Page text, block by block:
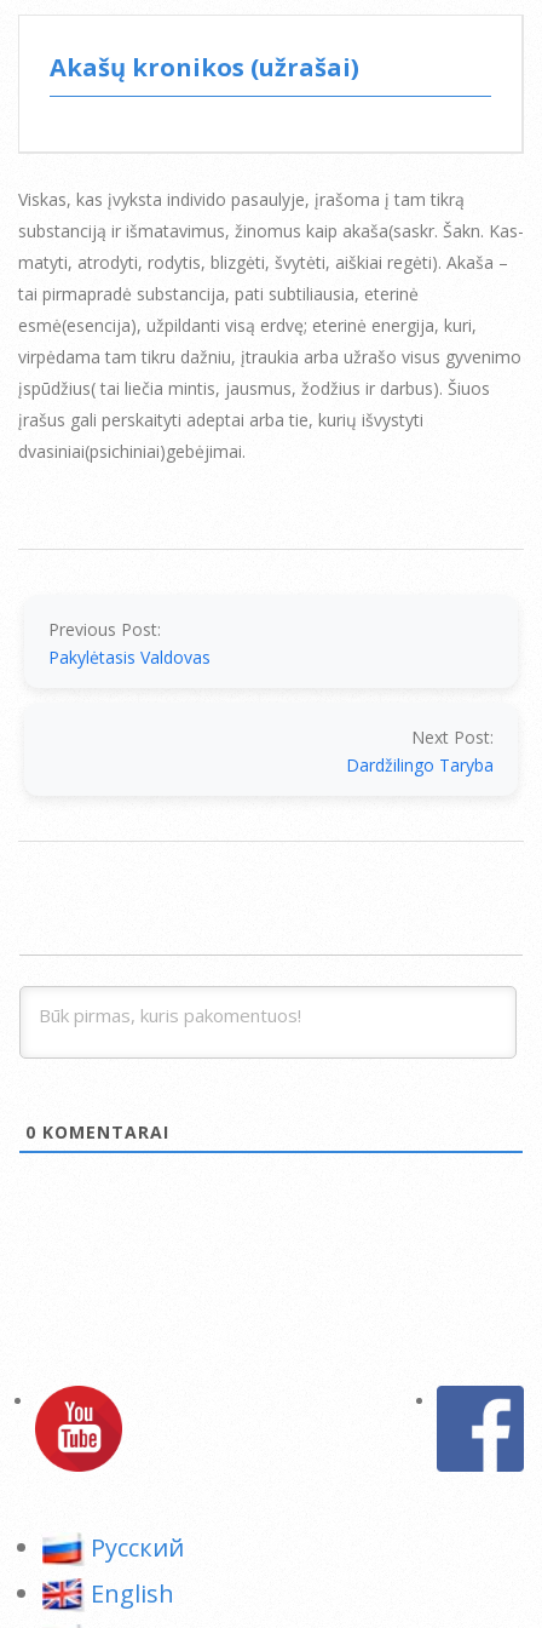
Akašų kronikos (užrašai)
Viskas, kas įvyksta individo pasaulyje, įrašoma į tam tikrą
substanciją ir išmatavimus, žinomus kaip akaša(saskr. Šakn. Kas-
matyti, atrodyti, rodytis, blizgėti, švytėti, aiškiai regėti). Akaša –
tai pirmapradė substancija, pati subtiliausia, eterinė
esmė(esencija), užpildanti visą erdvę; eterinė energija, kuri,
virpėdama tam tikru dažniu, įtraukia arba užrašo visus gyvenimo
įspūdžius( tai liečia mintis, jausmus, žodžius ir darbus). Šiuos
įrašus gali perskaityti adeptai arba tie, kurių išvystyti
dvasiniai(psichiniai)gebėjimai.
Previous Post:
Pakylėtasis Valdovas
Next Post:
Dardžilingo Taryba
0 KOMENTARAI
Pусский
English